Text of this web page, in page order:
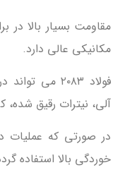
مقاومت بسیار بالا در
مکانیکی عالی دارد.
فولاد ۲۰۸۳
آلی، نیترات رقیق شده،
در صورتی که عملیات
خوردگی بالا استفاده